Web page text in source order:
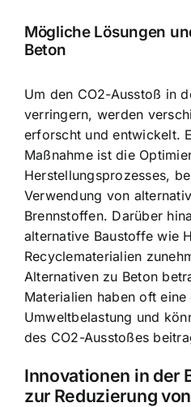
Mögliche Lösungen
Beton
Um den CO2-Ausstoß in
verringern, werden
erforscht und entwickelt.
Maßnahme ist die
Herstellungsprozesses,
Verwendung von
Brennstoffen. Darüber
alternative Baustoffe wie
Recyclematerialien
Alternativen zu Beton
Materialien haben oft eine
Umweltbelastung und
des CO2-Ausstoßes
Innovationen in der
zur Reduzierung